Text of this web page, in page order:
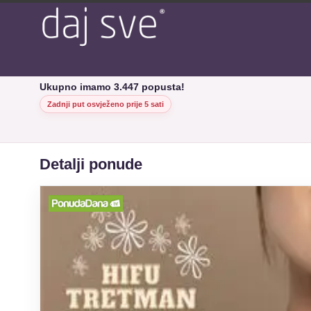
Ukupno imamo 3.447 popusta!
Zadnji put osvježeno prije 5 sati
Detalji ponude